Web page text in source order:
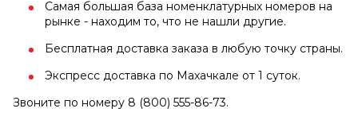
Самая большая база номенклатурных номеров на
рынке - находим то, что не нашли другие.
Бесплатная доставка заказа в любую точку страны.
Экспресс доставка по Махачкале от 1 суток.
Звоните по номеру 8 (800) 555-86-73.